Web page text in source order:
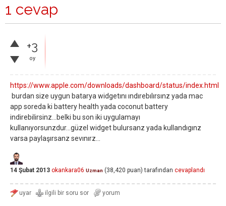
1 cevap
+3
oy
https://www.apple.com/downloads/dashboard/status/index.html
burdan size uygun batarya widgetını ındırebılırsınz yada mac
app soreda ki battery health yada coconut battery
indirebilirsinz...belki bu son iki uygulamayı
kullanıyorsunzdur...güzel widget bulursanz yada kullandıgınz
varsa paylaşırsanz sevınırz...
14 Şubat 2013 okankara06 Uzman (38,420 puan) tarafından cevaplandı